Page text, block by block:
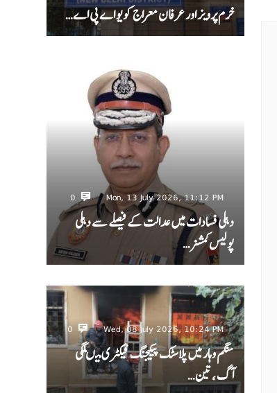
خرم پرویز اور عرفان معراج کو یو اے پی اے…
Mon, 13 July 2026, 11:12 PM
0
دہلی فسادات میں عدالت کے فیصلے سے دہلی
پولیس کمشنر…
Wed, 08 July 2026, 10:24 PM
0
سنگم وہار میں پلاسٹک پیکیجنگ فیکٹری میںلگی
آگ ، تین…